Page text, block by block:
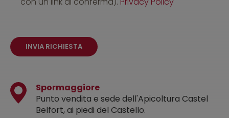
INVIA RICHIESTA
Spormaggiore
Punto vendita e sede dell'Apicoltura Castel
Belfort, ai piedi del Castello.